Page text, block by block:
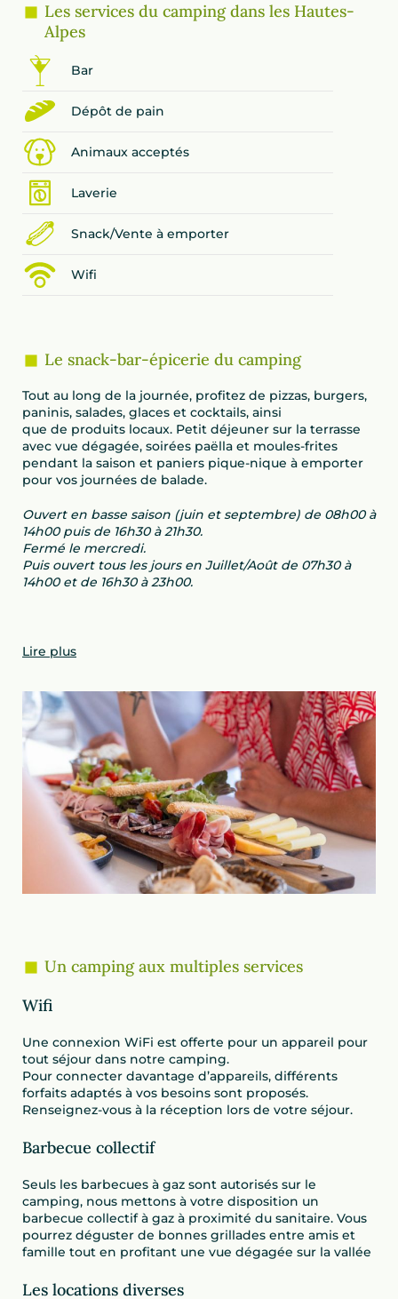
Les services du camping dans les Hautes-
Alpes
Bar
Dépôt de pain
Animaux acceptés
Laverie
Snack/Vente à emporter
Wifi
Le snack-bar-épicerie du camping
Tout au long de la journée, profitez de pizzas, burgers,
paninis, salades, glaces et cocktails, ainsi
que de produits locaux. Petit déjeuner sur la terrasse
avec vue dégagée, soirées paëlla et moules-frites
pendant la saison et paniers pique-nique à emporter
pour vos journées de balade.
Ouvert en basse saison (juin et septembre) de 08h00 à
14h00 puis de 16h30 à 21h30.
Fermé le mercredi.
Puisouvert tous les jours en Juillet/Août de 07h30 à
14h00 et de 16h30 à 23h00.
Lire plus
Un camping aux multiples services
Wifi
Une connexion WiFi est offerte pour un appareil pour
tout séjour dans notre camping.
Pour connecter davantage d’appareils, différents
forfaits adaptés à vos besoins sont proposés.
Renseignez-vous à la réception lors de votre séjour.
Barbecue collectif
Seuls les barbecues à gaz sont autorisés sur le
camping, nous mettons à votre disposition un
barbecue collectif à gaz à proximité du sanitaire. Vous
pourrez déguster de bonnes grillades entre amis et
famille tout en profitant une vue dégagée sur la vallée
Les locations diverses